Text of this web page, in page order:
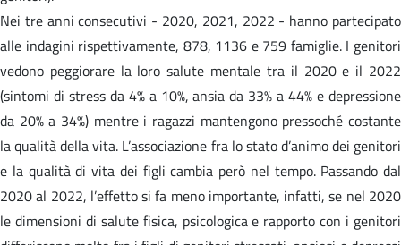
Nei tre anni consecutivi - 2020, 2021, 2022 - hanno partecipato
alle indagini rispettivamente, 878, 1136 e 759 famiglie. I genitori
vedono peggiorare la loro salute mentale tra il 2020 e il 2022
(sintomi di stress da 4% a 10%, ansia da 33% a 44% e depressione
da 20% a 34%) mentre i ragazzi mantengono pressoché costante
la qualità della vita. L’associazione fra lo stato d’animo dei genitori
e la qualità di vita dei figli cambia però nel tempo. Passando dal
2020 al 2022, l’effetto si fa meno importante, infatti, se nel 2020
le dimensioni di salute fisica, psicologica e rapporto con i genitori